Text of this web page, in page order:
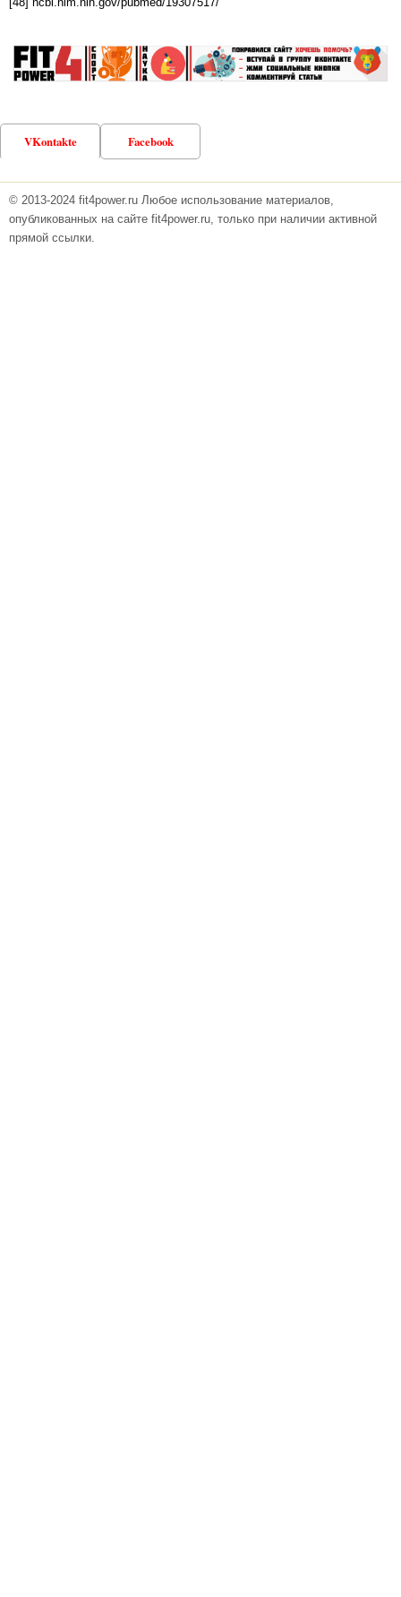
VKontakte Facebook
© 2013-2024 fit4power.ru Любое использование материалов,
опубликованных на сайте fit4power.ru, только при наличии активной
прямой ссылки.